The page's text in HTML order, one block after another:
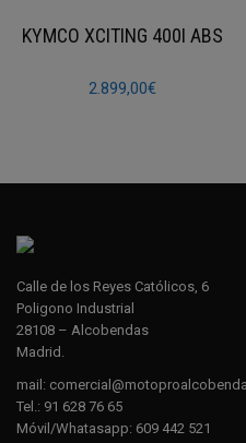
KYMCO XCITING 400I ABS
2.899,00€
Calle de los Reyes Católicos, 6
Poligono Industrial
28108 – Alcobendas
Madrid.
mail:
Tel.: 91 628 76 65
Móvil/Whatasapp: 609 442 521